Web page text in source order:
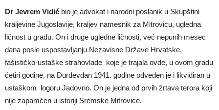
Dr Jevrem Vidić bio je advokat i narodni poslanik u Skupštini
kraljevine Jugoslavije, kraljev namesnik za Mitrovicu, ugledna
ličnost u gradu. On i druge ugledne ličnosti, već nepunih mesec
dana posle uspostavljanju Nezavisne Države Hrvatske,
fašističko-ustaške strahovlade koje je trajala ovde, u ovom gradu
četiri godine, na Đurđevdan 1941. godine odveden je i likvidiran u
ustaškom logoru Jadovno. On je jedna od prvih žrtava terora koji
nije zapamćen u istoriji Sremske Mitrovice.